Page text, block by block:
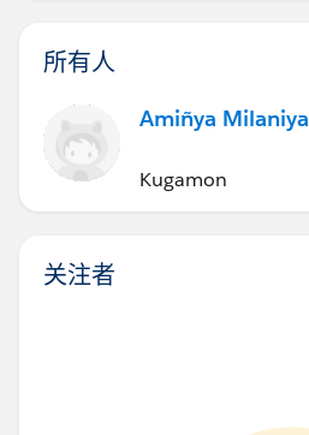
所有人
Amiñya Milaniya
Kugamon
关注者